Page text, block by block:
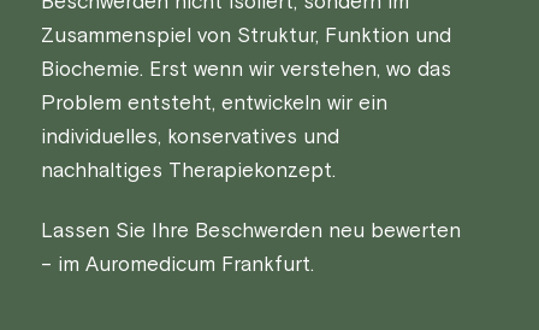
Zusammenspiel von Struktur, Funktion und
Biochemie. Erst wenn wir verstehen, wo das
Problem entsteht, entwickeln wir ein
individuelles, konservatives und
nachhaltiges Therapiekonzept.
Lassen Sie Ihre Beschwerden neu bewerten
– im Auromedicum Frankfurt.